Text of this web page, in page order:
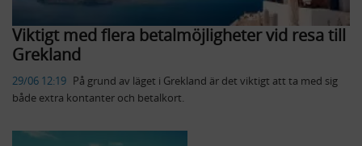
Viktigt med flera betalmöjligheter vid resa till
Grekland
29/06 12:19 På grund av läget i Grekland är det viktigt att ta med sig
både extra kontanter och betalkort.